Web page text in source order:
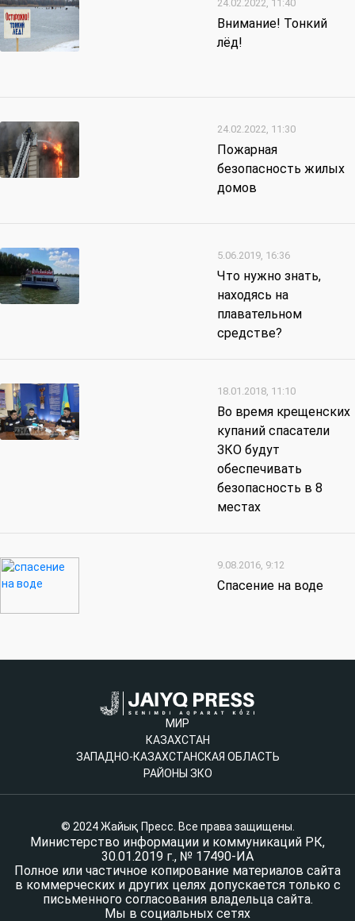
24.02.2022, 11:40
Внимание! Тонкий
лёд!
24.02.2022, 11:30
Пожарная
безопасность жилых
домов
5.06.2019, 16:36
Что нужно знать,
находясь на
плавательном
средстве?
18.01.2018, 11:10
Во время крещенских
купаний спасатели
ЗКО будут
обеспечивать
безопасность в 8
местах
9.08.2016, 9:12
Спасение на воде
МИР
КАЗАХСТАН
ЗАПАДНО-КАЗАХСТАНСКАЯ ОБЛАСТЬ
РАЙОНЫ ЗКО
© 2024 Жайық Пресс. Все права защищены.
Министерство информации и коммуникаций РК,
30.01.2019 г., № 17490-ИА
Полное или частичное копирование материалов сайта
в коммерческих и других целях допускается только с
письменного согласования владельца сайта.
Мы в социальных сетях